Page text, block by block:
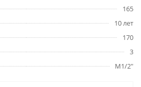
165
10 лет
170
3
M1/2"